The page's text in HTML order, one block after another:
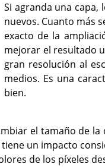
Si agranda una
nuevos. Cuanto más
exacto de la
mejorar el resultado
gran resolución al
medios. Es una
bien.
el tamaño de la
un impacto
de los píxeles